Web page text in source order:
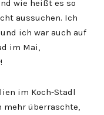
wie heißt es so
aussuchen. Ich
ich war auch auf
im Mai,
im Koch-Stadl
überraschte,